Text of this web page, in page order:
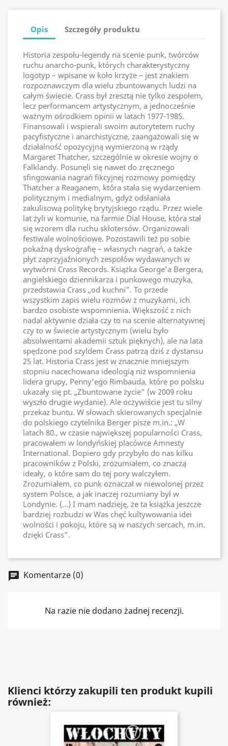
Opis Szczegóły produktu
Historia zespołu-legendy na scenie punk, twórców
ruchu anarcho-punk, których charakterystyczny
logotyp – wpisane w koło krzyże – jest znakiem
rozpoznawczym dla wielu zbuntowanych ludzi na
całym świecie. Crass był zresztą nie tylko zespołem,
lecz performancem artystycznym, a jednocześnie
ważnym ośrodkiem opinii w latach 1977-1985.
Finansowali i wspierali swoim autorytetem ruchy
pacyfistyczne i anarchistyczne, zaangażowali się w
działalność opozycyjną wymierzoną w rządy
Margaret Thatcher, szczególnie w okresie wojny o
Falklandy. Posunęli się nawet do zręcznego
sfingowania nagrań fikcyjnej rozmowy pomiędzy
Thatcher a Reaganem, która stała się wydarzeniem
politycznym i medialnym, gdyż odsłaniała
zakulisową politykę brytyjskiego rządu. Przez wiele
lat żyli w komunie, na farmie Dial House, która stał
się wzorem dla ruchu skłotersów. Organizowali
festiwale wolnościowe. Pozostawili też po sobie
pokaźną dyskografię – własnych nagrań, a także
płyt zaprzyjaźnionych zespołów wydawanych w
wytwórni Crass Records. Książka George’a Bergera,
angielskiego dziennikarza i punkowego muzyka,
przedstawia Crass „od kuchni”. To przede
wszystkim zapis wielu rozmów z muzykami, ich
bardzo osobiste wspomnienia. Większość z nich
nadal aktywnie działa czy to na scenie alternatywnej
czy to w świecie artystycznym (wielu było
absolwentami akademii sztuk pięknych), ale na lata
spędzone pod szyldem Crass patrzą dziś z dystansu
25 lat. Historia Crass jest w znacznie mniejszym
stopniu nacechowana ideologią niż wspomnienia
lidera grupy, Penny’ego Rimbauda, które po polsku
ukazały się pt. „Zbuntowane życie” (w 2009 roku
wyszło drugie wydanie). Ale oczywiście jest tu silny
przekaz buntu. W słowach skierowanych specjalnie
do polskiego czytelnika Berger pisze m.in.: „W
latach 80., w czasie największej popularności Crass,
pracowałem w londyńskiej placówce Amnesty
International. Dopiero gdy przybyło do nas kilku
pracowników z Polski, zrozumiałem, co znaczą
ideały, o które sam do tej pory walczyłem.
Zrozumiałem, co punk oznaczał w niewolonej przez
system Polsce, a jak inaczej rozumiany był w
Londynie. (…) I mam nadzieję, że ta książka jeszcze
bardziej rozbudzi w Was chęć kultywowania idei
wolności i pokoju, które są w naszych sercach, m.in.
dzięki Crass”.
chat Komentarze (0)
Na razie nie dodano żadnej recenzji.
Klienci którzy zakupili ten produkt kupili
również: